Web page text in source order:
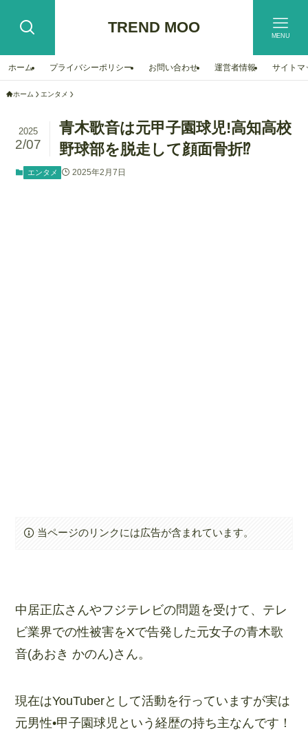
TREND MOO MENU
ホーム プライバシーポリシー お問い合わせ 運営者情報 サイトマ
ホーム エンタメ
青木歌音は元甲子園球児!高知高校
野球部を脱走して顔面骨折⁉︎
2025
2/07
エンタメ 2025年2月7日
当ページのリンクには広告が含まれています。
中居正広さんやフジテレビの問題を受けて、テレ
ビ業界での性被害をXで告発した元女子の青木歌
音(あおき かのん)さん。
現在はYouTuberとして活動を行っていますが実は
元男性•甲子園球児という経歴の持ち主なんです！